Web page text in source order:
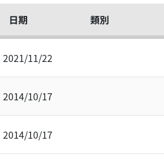
日期 類別
2021/11/22
2014/10/17
2014/10/17